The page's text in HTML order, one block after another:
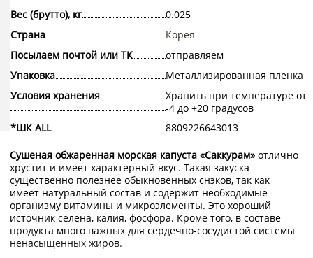
Вес (брутто), кг
0.025
Страна
Корея
Посылаем почтой или ТК
отправляем
Упаковка
Металлизированная пленка
Условия хранения
Хранить при температуре от
-4 до +20 градусов
*ШК ALL
8809226643013
Сушеная обжаренная морская капуста «Саккурам» отлично
хрустит и имеет характерный вкус. Такая закуска
существенно полезнее обыкновенных снэков, так как
имеет натуральный состав и содержит необходимые
организму витамины и микроэлементы. Это хороший
источник селена, калия, фосфора. Кроме того, в составе
продукта много важных для сердечно-сосудистой системы
ненасыщенных жиров.